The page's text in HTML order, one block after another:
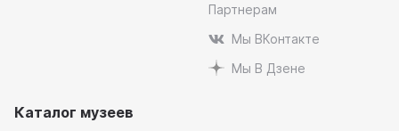
Партнерам
Мы ВКонтакте
Мы В Дзене
Каталог музеев